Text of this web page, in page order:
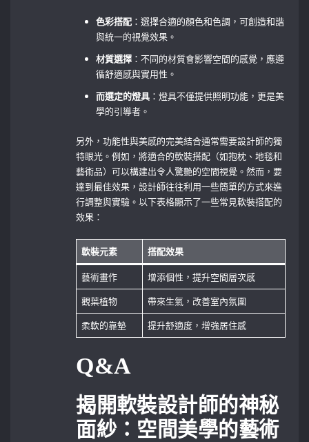
色彩搭配 ：選擇合適的顏色和色調，可創造和諧
與統一的視覺效果。
材質選擇 ：不同的材質會影響空間的感覺，應遵
循舒適感與實用性。
而選定的燈具 ：燈具不僅提供照明功能，更是美
學的引導者。
另外，功能性與美感的完美結合通常需要設計師的獨
特眼光。例如，將適合的軟裝搭配（如抱枕、地毯和
藝術品）可以構建出令人驚艷的空間視覺。然而，要
達到最佳效果，設計師往往利用一些簡單的方式來進
行調整與實驗。以下表格顯示了一些常見軟裝搭配的
效果：
軟裝元素 搭配效果
藝術畫作
增添個性，提升空間層次感
觀葉植物
帶來生氣，改善室內氛圍
柔軟的靠墊
提升舒適度，增強居住感
Q&A
揭開軟裝設計師的神秘
面紗：空間美學的藝術